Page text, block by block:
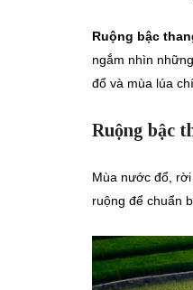
Ruộng bậc
ngắm nhìn
đổ và mùa lúa
Ruộng bậc
Mùa nước đổ,
ruộng để chuẩn